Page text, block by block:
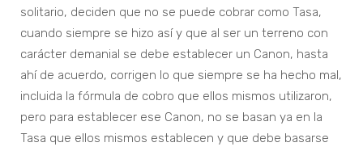
solitario, deciden que no se puede cobrar como Tasa,
cuando siempre se hizo así y que al ser un terreno con
carácter demanial se debe establecer un Canon, hasta
ahí de acuerdo, corrigen lo que siempre se ha hecho mal,
incluida la fórmula de cobro que ellos mismos utilizaron,
pero para establecer ese Canon, no se basan ya en la
Tasa que ellos mismos establecen y que debe basarse